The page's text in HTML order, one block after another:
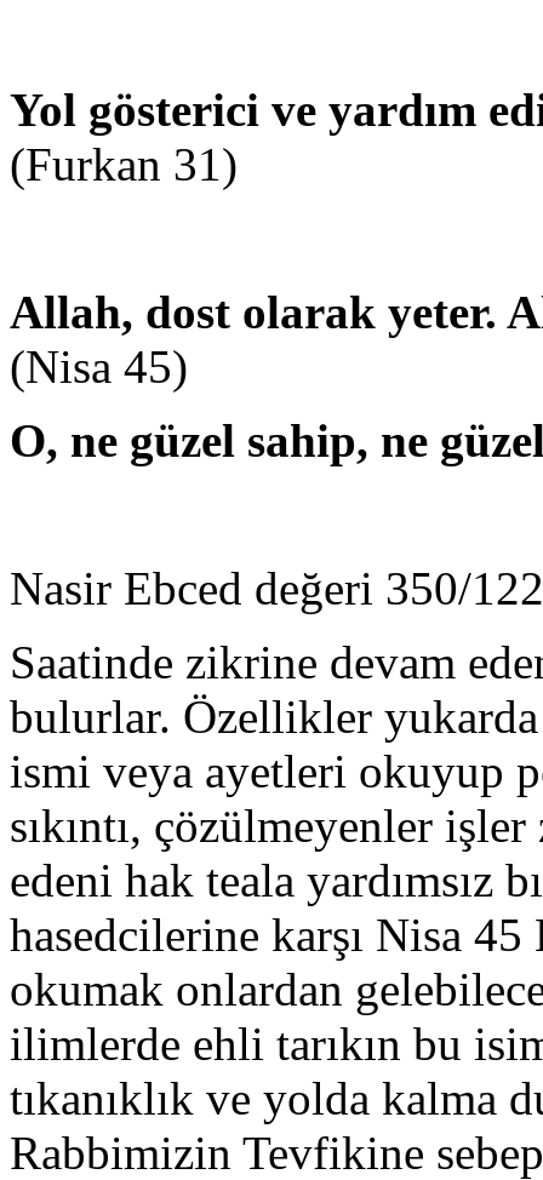
Yol gösterici ve yardım
(Furkan 31)
Allah, dost olarak yeter.
(Nisa 45)
O, ne güzel sahip, ne
Nasir Ebced değeri 350/
Saatinde zikrine devam
bulurlar. Özellikler
ismi veya ayetleri okuyup
sıkıntı, çözülmeyenler
edeni hak teala yardımsız
hasedcilerine karşı Nisa
okumak onlardan
ilimlerde ehli tarıkın bu
tıkanıklık ve yolda kalma
Rabbimizin Tevfikine